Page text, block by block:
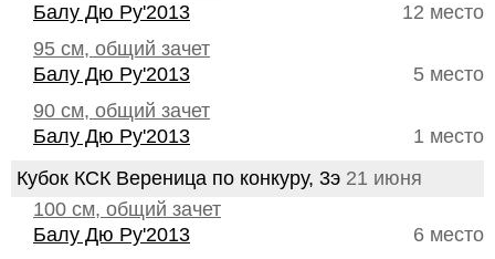
12 место
Балу Дю Ру'2013
95 см, общий зачет
5 место
Балу Дю Ру'2013
90 см, общий зачет
1 место
Балу Дю Ру'2013
Кубок КСК Вереница по конкуру, 3э 21 июня
100 см, общий зачет
6 место
Балу Дю Ру'2013